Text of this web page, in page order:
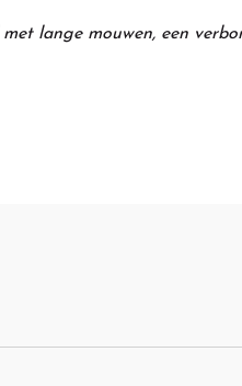
lange mouwen, een